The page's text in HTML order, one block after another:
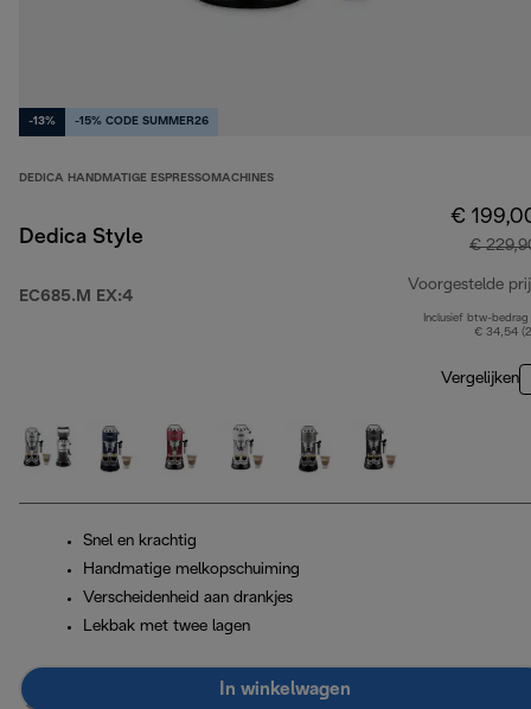
-13% -15% CODE SUMMER26
DEDICA HANDMATIGE ESPRESSOMACHINES
Dedica Style
EC685.M EX:4
€
€
Voorgestelde
Inclusief btw-bedrag
€ 34,54
Vergelijken
Snel en krachtig
Handmatige melkopschuiming
Verscheidenheid aan drankjes
Lekbak met twee lagen
In winkelwagen